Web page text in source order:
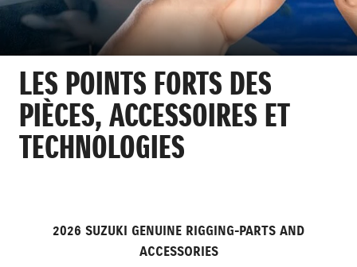
LES POINTS FORTS DES
PIÈCES, ACCESSOIRES ET
TECHNOLOGIES
2026 SUZUKI GENUINE RIGGING-PARTS AND
ACCESSORIES